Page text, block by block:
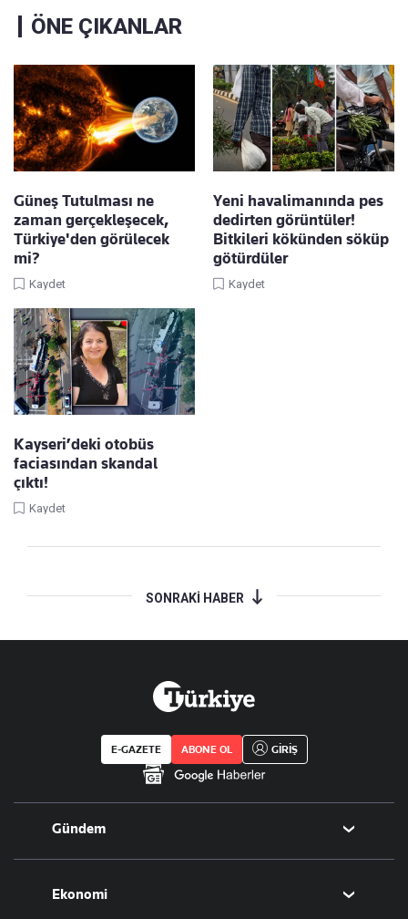
ÖNE ÇIKANLAR
Güneş Tutulması ne
zaman gerçekleşecek,
Türkiye'den görülecek
mi?
Kaydet
Yeni havalimanında pes
dedirten görüntüler!
Bitkileri kökünden söküp
götürdüler
Kaydet
Kayseri’deki otobüs
faciasından skandal
çıktı!
Kaydet
SONRAKİ HABER
E-GAZETE ABONE OL GİRİŞ
Gündem
Politika
Eğitim
Ekonomi